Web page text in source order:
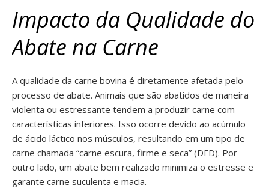
Impacto da Qualidade do
Abate na Carne
A qualidade da carne bovina é diretamente afetada pelo
processo de abate. Animais que são abatidos de maneira
violenta ou estressante tendem a produzir carne com
características inferiores. Isso ocorre devido ao acúmulo
de ácido láctico nos músculos, resultando em um tipo de
carne chamada “carne escura, firme e seca” (DFD). Por
outro lado, um abate bem realizado minimiza o estresse e
garante carne suculenta e macia.